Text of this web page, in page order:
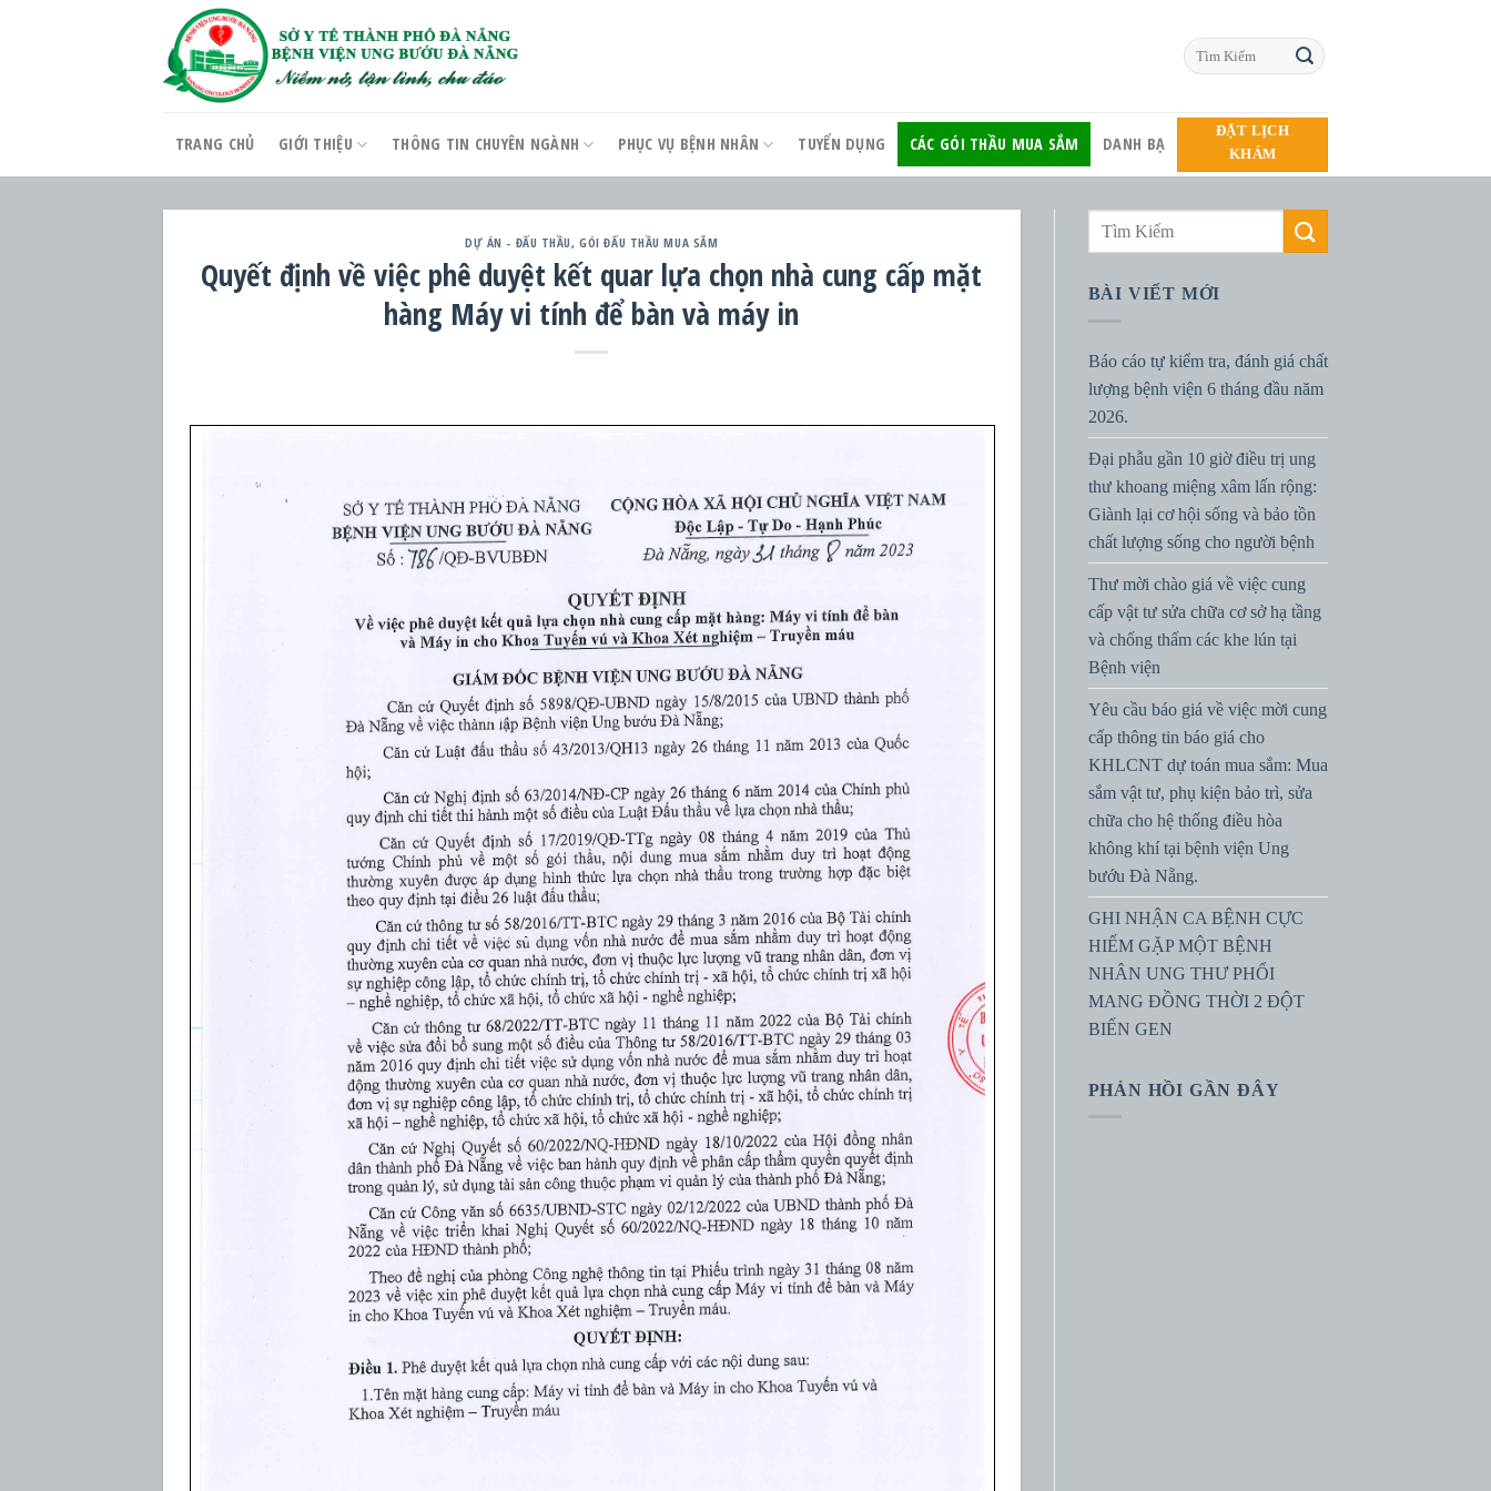
TRANG CHỦ GIỚI THIỆU THÔNG TIN CHUYÊN NGÀNH PHỤC VỤ BỆNH NHÂN TUYỂN DỤNG CÁC GÓI THẦU MUA SẮM DANH BẠ
ĐẶT LỊCH
KHÁM
DỰ ÁN - ĐẤU THẦU,GÓI ĐẤU THẦU MUA SẮM
Quyết định về việc phê duyệt kết quar lựa chọn nhà cung cấp mặt
hàng Máy vi tính để bàn và máy in
BÀI VIẾT MỚI
Báo cáo tự kiểm tra, đánh giá chất
lượng bệnh viện 6 tháng đầu năm
2026.
Đại phẫu gần 10 giờ điều trị ung
thư khoang miệng xâm lấn rộng:
Giành lại cơ hội sống và bảo tồn
chất lượng sống cho người bệnh
Thư mời chào giá về việc cung
cấp vật tư sửa chữa cơ sở hạ tầng
và chống thấm các khe lún tại
Bệnh viện
Yêu cầu báo giá về việc mời cung
cấp thông tin báo giá cho
KHLCNT dự toán mua sắm: Mua
sắm vật tư, phụ kiện bảo trì, sửa
chữa cho hệ thống điều hòa
không khí tại bệnh viện Ung
bướu Đà Nẵng.
GHI NHẬN CA BỆNH CỰC
HIẾM GẶP MỘT BỆNH
NHÂN UNG THƯ PHỔI
MANG ĐỒNG THỜI 2 ĐỘT
BIẾN GEN
PHẢN HỒI GẦN ĐÂY